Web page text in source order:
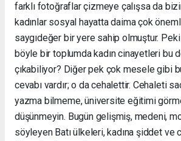
farklı fotoğraflar çizmeye çalışsa da
kadınlar sosyal hayatta daima çok
saygıdeğer bir yere sahip olmuştur.
böyle bir toplumda kadın cinayetleri bu
çıkabiliyor? Diğer pek çok mesele gibi
cevabı vardır; o da cehalettir. Cehaleti
yazma bilmeme, üniversite eğitimi
düşünmeyin. Bugün gelişmiş, medeni,
söyleyen Batı ülkeleri, kadına şiddet